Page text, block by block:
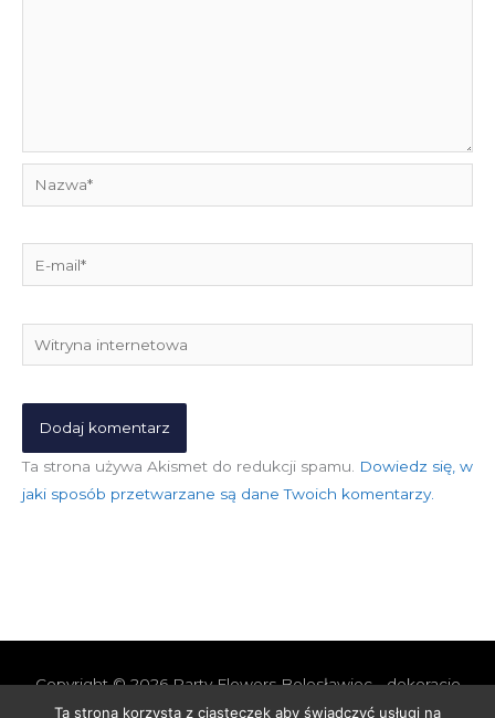
mail*
Witryna
internetowa
Ta strona używa Akismet do redukcji spamu. Dowiedz się, w
jaki sposób przetwarzane są dane Twoich komentarzy.
Copyright © 2026Party Flowers Bolesławiec - dekoracje
nie tylko ślubne
Ta strona korzysta z ciasteczek aby świadczyć usługi na